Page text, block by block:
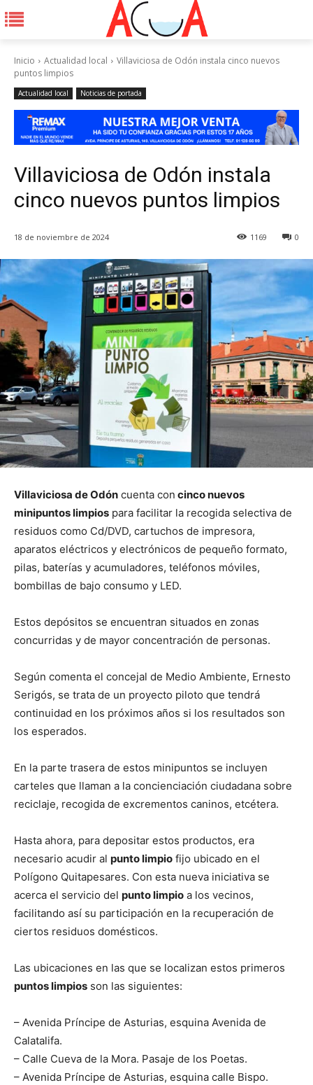
Inicio Actualidad local
Villaviciosa de Odón instala cinco nuevos
puntos limpios
Actualidad local Noticias de portada
Villaviciosa de Odón instala
cinco nuevos puntos limpios
18 de noviembre de 2024 0
1169
Villaviciosa de Odón cuenta con cinco nuevos
minipuntos limpios para facilitar la recogida selectiva de
residuos como Cd/DVD, cartuchos de impresora,
aparatos eléctricos y electrónicos de pequeño formato,
pilas, baterías y acumuladores, teléfonos móviles,
bombillas de bajo consumo y LED.
Estos depósitos se encuentran situados en zonas
concurridas y de mayor concentración de personas.
Según comenta el concejal de Medio Ambiente, Ernesto
Serigós, se trata de un proyecto piloto que tendrá
continuidad en los próximos años si los resultados son
los esperados.
En la parte trasera de estos minipuntos se incluyen
carteles que llaman a la concienciación ciudadana sobre
reciclaje, recogida de excrementos caninos, etcétera.
Hasta ahora, para depositar estos productos, era
necesario acudir al punto limpio fijo ubicado en el
Polígono Quitapesares. Con esta nueva iniciativa se
acerca el servicio del punto limpio a los vecinos,
facilitando así su participación en la recuperación de
ciertos residuos domésticos.
Las ubicaciones en las que se localizan estos primeros
puntos limpios son las siguientes:
– Avenida Príncipe de Asturias, esquina Avenida de
Calatalifa.
– Calle Cueva de la Mora. Pasaje de los Poetas.
– Avenida Príncipe de Asturias, esquina calle Bispo.